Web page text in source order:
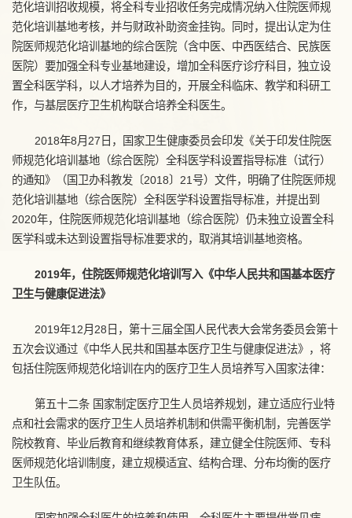
范化培训招收规模，将全科专业招收任务完成情况纳入住院医师规
范化培训基地考核，并与财政补助资金挂钩。同时，提出认定为住
院医师规范化培训基地的综合医院（含中医、中西医结合、民族医
医院）要加强全科专业基地建设，增加全科医疗诊疗科目，独立设
置全科医学科，以人才培养为目的，开展全科临床、教学和科研工
作，与基层医疗卫生机构联合培养全科医生。
2018年8月27日，国家卫生健康委员会印发《关于印发住院医
师规范化培训基地（综合医院）全科医学科设置指导标准（试行）
的通知》（国卫办科教发〔2018〕21号）文件，明确了住院医师规
范化培训基地（综合医院）全科医学科设置指导标准，并提出到
2020年，住院医师规范化培训基地（综合医院）仍未独立设置全科
医学科或未达到设置指导标准要求的，取消其培训基地资格。
2019年，住院医师规范化培训写入《中华人民共和国基本医疗
卫生与健康促进法》
2019年12月28日，第十三届全国人民代表大会常务委员会第十
五次会议通过《中华人民共和国基本医疗卫生与健康促进法》，将
包括住院医师规范化培训在内的医疗卫生人员培养写入国家法律：
第五十二条 国家制定医疗卫生人员培养规划，建立适应行业特
点和社会需求的医疗卫生人员培养机制和供需平衡机制，完善医学
院校教育、毕业后教育和继续教育体系，建立健全住院医师、专科
医师规范化培训制度，建立规模适宜、结构合理、分布均衡的医疗
卫生队伍。